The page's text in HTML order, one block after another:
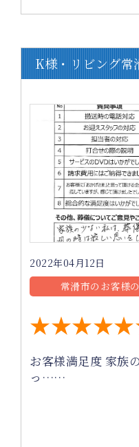
K様・リビング常
2022年04月12日
常滑市のお客様
お客様満足度 家族
っ……